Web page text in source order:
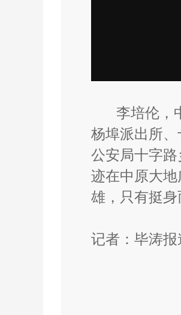
李培伦，中
杨埠派出所
公安局十字
迹在中原大
雄，只有挺身
记者：毕涛报